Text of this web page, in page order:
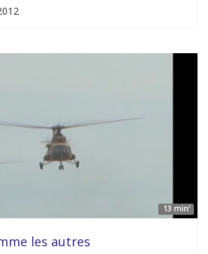
13 min'
les autres